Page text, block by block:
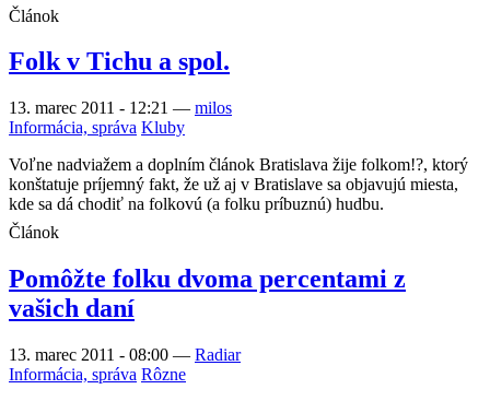
Článok
Folk v Tichu a spol.
13. marec 2011 - 12:21 — milos
Informácia, správa Kluby
Voľne nadviažem a doplním článok Bratislava žije folkom!?, ktorý
konštatuje príjemný fakt, že už aj v Bratislave sa objavujú miesta,
kde sa dá chodiť na folkovú (a folku príbuznú) hudbu.
Článok
Pomôžte folku dvoma percentami z
vašich daní
13. marec 2011 - 08:00 — Radiar
Informácia, správa Rôzne